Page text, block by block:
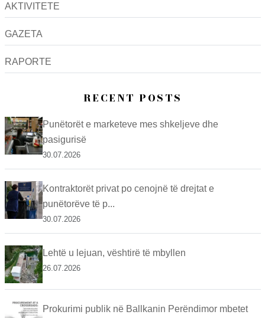
AKTIVITETE
GAZETA
RAPORTE
RECENT POSTS
Punëtorët e marketeve mes shkeljeve dhe
pasigurisë
30.07.2026
Kontraktorët privat po cenojnë të drejtat e
punëtorëve të p...
30.07.2026
Lehtë u lejuan, vështirë të mbyllen
26.07.2026
Prokurimi publik në Ballkanin Perëndimor mbetet